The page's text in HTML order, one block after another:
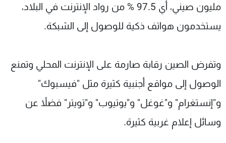
مليون صيني، أي 97.5 % من رواد الإنترنت في البلاد،
يستخدمون هواتف ذكية للوصول إلى الشبكة.
وتفرض الصين رقابة صارمة على الإنترنت المحلي وتمنع
الوصول إلى مواقع أجنبية كثيرة مثل "فيسبوك"
و"إنستغرام" و"غوغل" و"يوتيوب" و"تويتر" فضلاً عن
وسائل إعلام غربية كثيرة.